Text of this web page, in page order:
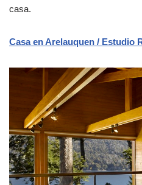
casa.
Casa en Arelauquen / Estudio